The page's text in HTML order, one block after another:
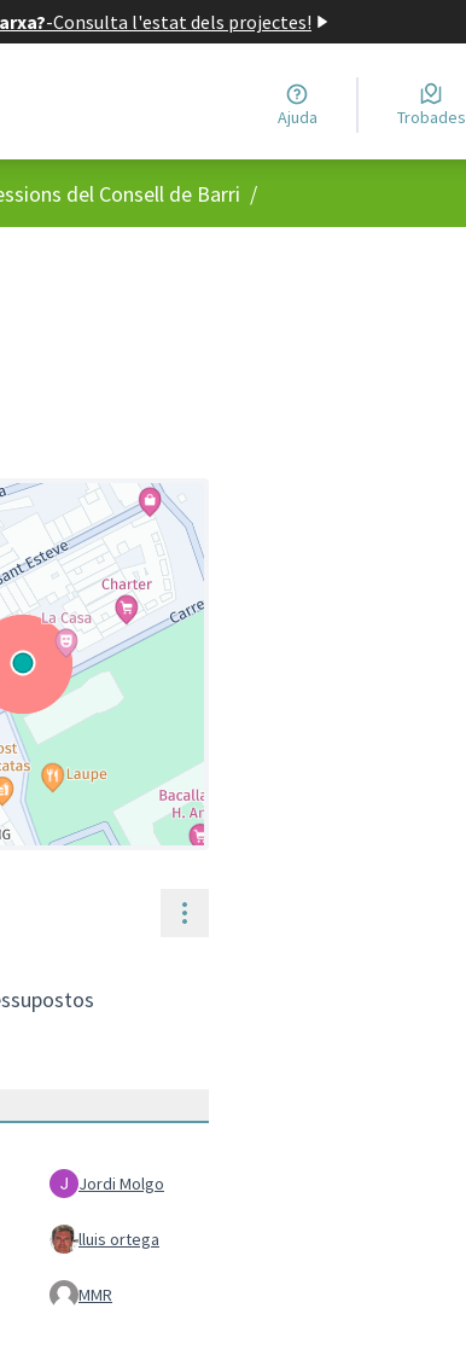
-Consulta l'estat dels projectes!
Ajuda Trobades
del Consell de Barri /
Controls de recursos
Jordi Molgo
lluis ortega
MMR